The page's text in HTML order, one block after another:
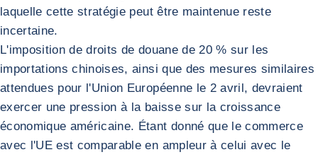
laquelle cette stratégie peut être maintenue reste
incertaine.
L'imposition de droits de douane de 20 % sur les
importations chinoises, ainsi que des mesures similaires
attendues pour l'Union Européenne le 2 avril, devraient
exercer une pression à la baisse sur la croissance
économique américaine. Étant donné que le commerce
avec l'UE est comparable en ampleur à celui avec le